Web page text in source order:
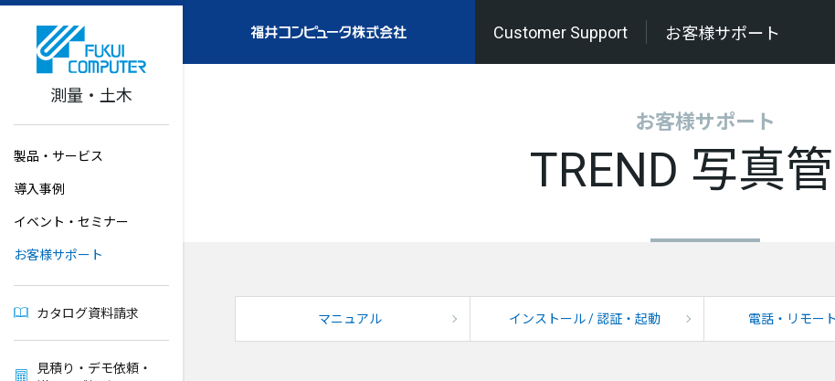
測量・土木
製品・サービス
導入事例
イベント・セミナー
お客様サポート
カタログ資料請求
見積り・デモ依頼・
Customer Support お客様サポート
お客様サポート
TREND 写真
マニュアル インストール / 認証・起動 電話・リモー